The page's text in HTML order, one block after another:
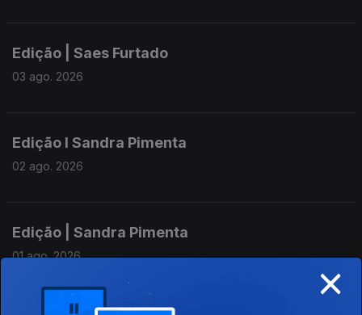
Edição | Saes Furtado
03 ago. 2026
Edição I Sandra Pimenta
02 ago. 2026
Edição | Sandra Pimenta
01 ago. 2026 ×